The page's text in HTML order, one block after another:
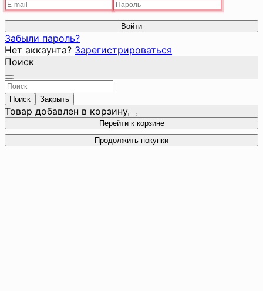
Войти
Забыли пароль?
Нет аккаунта? Зарегистрироваться
Поиск
Поиск Закрыть
Товар добавлен в корзину
Перейти к корзине
Продолжить покупки